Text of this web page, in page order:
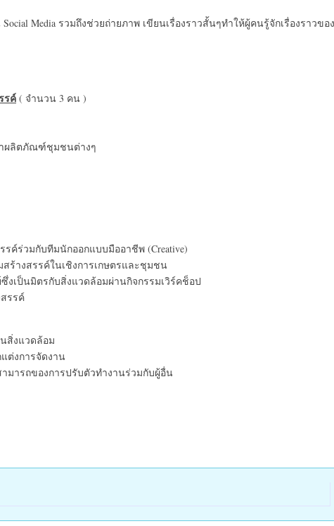
Media รวมถึงช่วยถ่ายภาพ เขียนเรื่องราวสั้นๆทำให้ผู้คนรู้จักเรื่องราวของ
รค์ ( จำนวน 3 คน )
ผลิตภัณฑ์ชุมชนต่างๆ
ค์ร่วมกับทีมนักออกแบบมืออาชีพ (Creative)
ร้างสรรค์ในเชิงการเกษตรและชุมชน
งเป็นมิตรกับสิ่งแวดล้อมผ่านกิจกรรมเวิร์คช็อป
รรค์
สิ่งแวดล้อม
ต่งการจัดงาน
มารถของการปรับตัวทำงานร่วมกับผู้อื่น